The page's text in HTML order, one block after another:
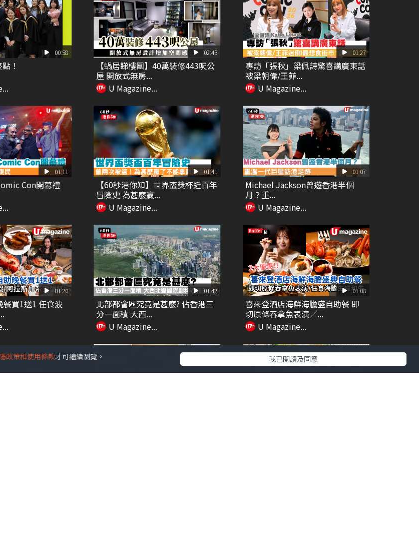
00:58
！
02:43
【蝸居睇樓團】40萬裝修443呎公
屋 開放式無房...
U Magazine...
01:27
專訪「張秋」梁佩詩驚喜講廣東話
被梁朝偉/王菲...
U Magazine...
01:11
Con開幕禮
01:41
【60秒港你知】世界盃獎杯近百年
冒險史 為甚麼贏...
U Magazine...
01:07
Michael Jackson曾遊香港半個
月？重...
U Magazine...
01:20
餐買1送1 任食波
01:42
北部都會區究竟是甚麼? 佔香港三
分一面積 大西...
U Magazine...
01:08
喜來登酒店海鮮海膽盛自助餐 即
切原條吞拿魚表演／...
U Magazine...
政策和使用條款才可繼續瀏覽。 我已閱讀及同意